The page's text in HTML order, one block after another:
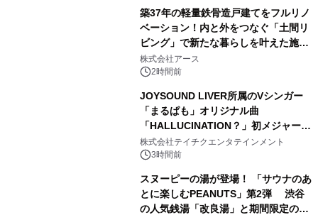
築37年の軽量鉄骨造戸建てをフルリノ
ベーション！内と外をつなぐ「土間リ
ビング」で新たな暮らしを叶えた施工
事例を株式会社アースが公開
株式会社アース
2時間前
JOYSOUND LIVER所属のVシンガー
「まるぱも」オリジナル曲
「HALLUCINATION？」初メジャー配
信リリース決定！
株式会社テイチクエンタテインメント
3時間前
スヌーピーの湯が登場！ 「サウナのあ
とに楽しむPEANUTS」第2弾 渋谷
の人気銭湯「改良湯」と期間限定のコ